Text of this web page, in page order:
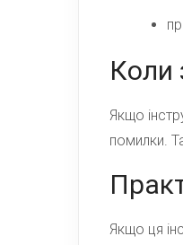
Коли
Якщо
помилки.
Якщо ця